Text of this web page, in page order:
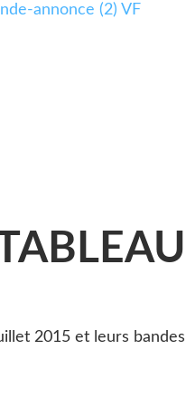
annonce (2) VF